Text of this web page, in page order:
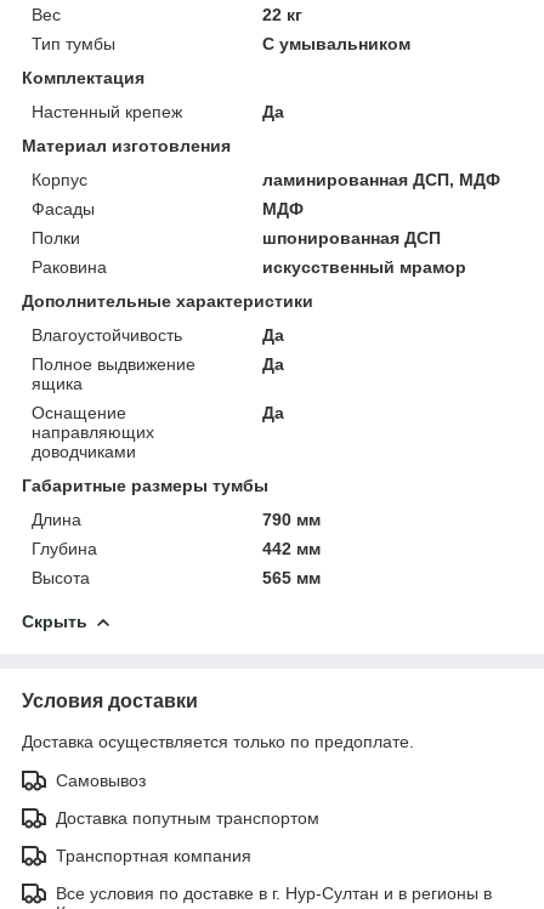
Вес
22 кг
Тип тумбы
С умывальником
Комплектация
Настенный крепеж
Да
Материал изготовления
Корпус
ламинированная ДСП, МДФ
Фасады
МДФ
Полки
шпонированная ДСП
Раковина
искусственный мрамор
Дополнительные характеристики
Влагоустойчивость
Да
Полное выдвижение
ящика
Да
Оснащение
направляющих
доводчиками
Да
Габаритные размеры тумбы
Длина
790 мм
Глубина
442 мм
Высота
565 мм
Скрыть
Условия доставки
Доставка осуществляется только по предоплате.
Самовывоз
Доставка попутным транспортом
Транспортная компания
Все условия по доставке в г. Нур-Султан и в регионы в